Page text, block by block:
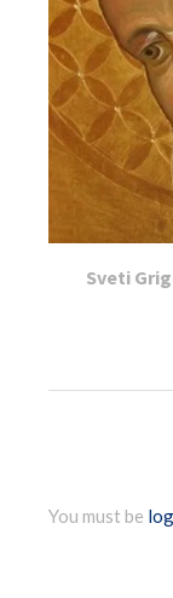
Sveti
You must be